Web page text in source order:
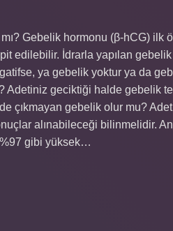
Gebelik hormonu (β-hCG) ilk
edilebilir. İdrarla yapılan
ya gebelik yoktur ya da
geciktiği halde gebelik
çıkmayan gebelik olur mu?
alınabileceği bilinmelidir.
%97 gibi yüksek…